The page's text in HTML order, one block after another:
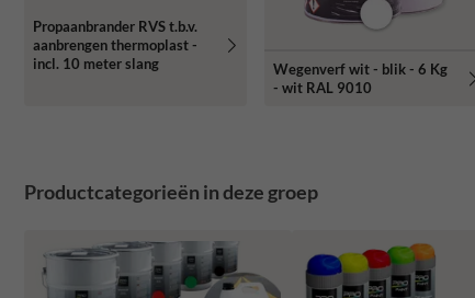
Propaanbrander RVS t.b.v.
aanbrengen thermoplast -
incl. 10 meter slang
Wegenverf wit - blik - 6 Kg
- wit RAL 9010
Productcategorieën in deze groep